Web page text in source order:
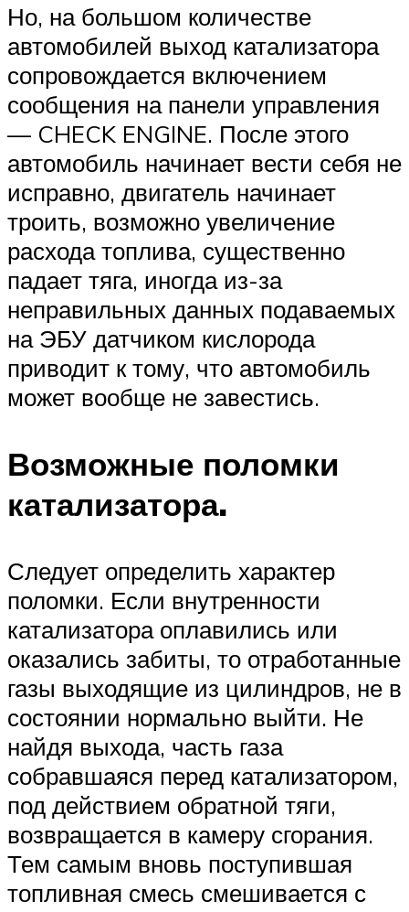
Но, на большом количестве
автомобилей выход катализатора
сопровождается включением
сообщения на панели управления
— CHECK ENGINE. После этого
автомобиль начинает вести себя не
исправно, двигатель начинает
троить, возможно увеличение
расхода топлива, существенно
падает тяга, иногда из-за
неправильных данных подаваемых
на ЭБУ датчиком кислорода
приводит к тому, что автомобиль
может вообще не завестись.
Возможные поломки
катализатора.
Следует определить характер
поломки. Если внутренности
катализатора оплавились или
оказались забиты, то отработанные
газы выходящие из цилиндров, не в
состоянии нормально выйти. Не
найдя выхода, часть газа
собравшаяся перед катализатором,
под действием обратной тяги,
возвращается в камеру сгорания.
Тем самым вновь поступившая
топливная смесь смешивается с